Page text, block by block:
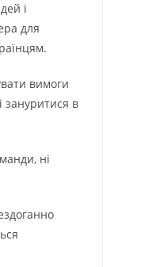
і
для
вимоги
зануритися в
ні